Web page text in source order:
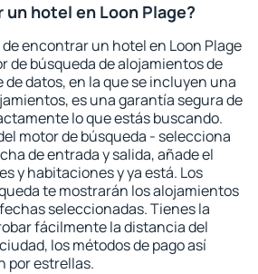
hotel en Loon Plage?
encontrar un hotel en Loon Plage
de búsqueda de alojamientos de
de datos, en la que se incluyen una
es una garantía segura de
lo que estás buscando.
motor de búsqueda - selecciona
de entrada y salida, añade el
y habitaciones y ya está. Los
te mostrarán los alojamientos
seleccionadas. Tienes la
fácilmente la distancia del
los métodos de pago así
por estrellas.